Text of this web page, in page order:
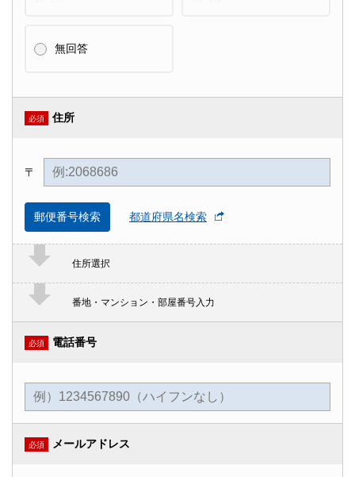
無回答
必須 住所
〒
郵便番号検索 都道府県名検索
住所選択
番地・マンション・部屋番号入力
必須 電話番号
必須 メールアドレス